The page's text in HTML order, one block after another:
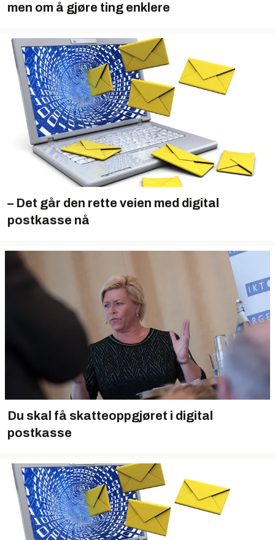
men om å gjøre ting enklere
– Det går den rette veien med digital
postkasse nå
Du skal få skatteoppgjøret i digital
postkasse